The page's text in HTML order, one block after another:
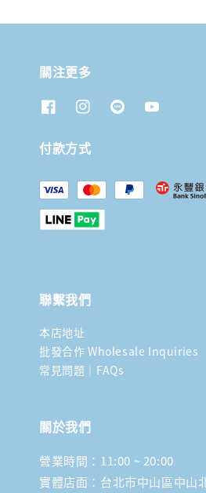
關注更多
付款方式
聯繫我們
本店地址
批發合作 Wholesale Inquiries
常見問題｜FAQs
關於我們
營業時間：11:00 ~ 20:00
實體店面：台北市中山區中山